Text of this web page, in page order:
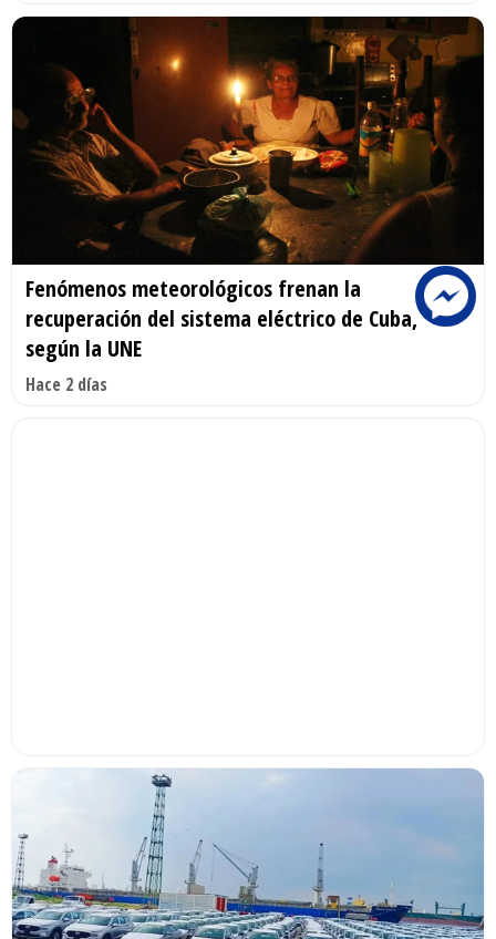
Fenómenos meteorológicos frenan la
recuperación del sistema eléctrico de Cuba,
según la UNE
Hace 2 días